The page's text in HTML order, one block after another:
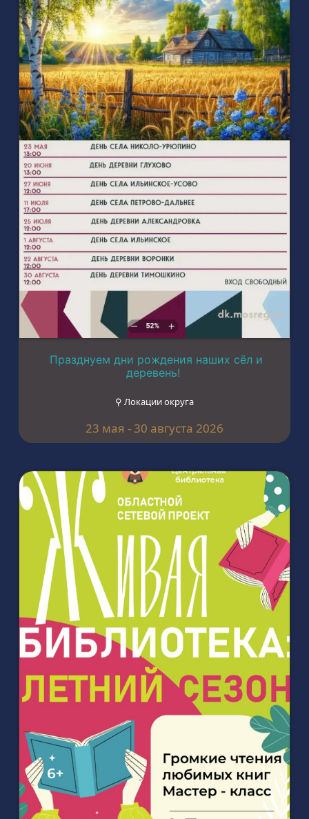
Празднуем дни рождения наших сёл и
деревень!
⚲ Локации округа
23 мая - 30 августа 2026